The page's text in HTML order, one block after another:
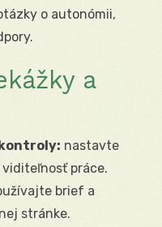
o autonómii,
a
nastavte
viditeľnosť práce.
brief a
stránke.